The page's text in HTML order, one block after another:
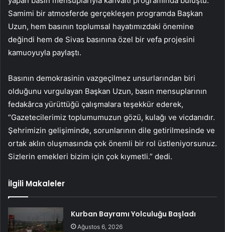
Samimi bir atmosferde gerçekleşen programda Başkan
Uzun, hem basının toplumsal hayatımızdaki önemine
değindi hem de Sivas basınına özel bir vefa projesini
kamuoyuyla paylaştı.
Basının demokrasinin vazgeçilmez unsurlarından biri
olduğunu vurgulayan Başkan Uzun, basın mensuplarının
fedakârca yürüttüğü çalışmalara teşekkür ederek,
“Gazetecilerimiz toplumumuzun gözü, kulağı ve vicdanıdır.
Şehrimizin gelişiminde, sorunlarının dile getirilmesinde ve
ortak aklın oluşmasında çok önemli bir rol üstleniyorsunuz.
Sizlerin emekleri bizim için çok kıymetli.” dedi.
İlgili Makaleler
Kurban Bayramı Yolculuğu Başladı
Ağustos 6, 2026